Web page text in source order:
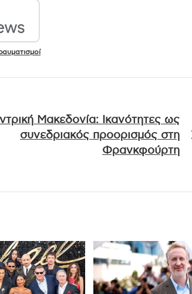
Μακεδονία: Ικανότητες ως
συνεδριακός προορισμός στη
Φρανκφούρτη